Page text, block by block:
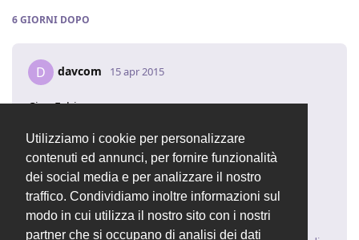
Utilizziamo i cookie per personalizzare
contenuti ed annunci, per fornire funzionalità
dei social media e per analizzare il nostro
traffico. Condividiamo inoltre informazioni sul
modo in cui utilizza il nostro sito con i nostri
partner che si occupano di analisi dei dati
6 GIORNI DOPO
D davcom 15 apr 2015
Ciao Fabio,
è una soluzione, ma da Mobile non lo trovo molto
comodo, la gestione delle schede non è altrettanto
semplice.
Grazie
Davide